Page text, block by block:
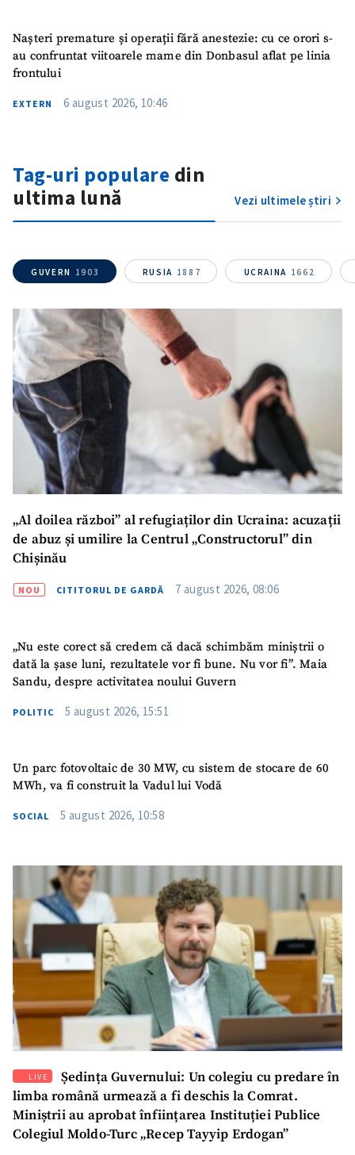
SUSȚINE
Nașteri premature și operații fără anestezie: cu ce orori s-
au confruntat viitoarele mame din Donbasul aflat pe linia
frontului
EXTERN 6 august 2026, 10:46
Tag-uri populare din
ultima lună
Vezi ultimele știri
GUVERN 1903 RUSIA 1887 UCRAINA 1662
„Al doilea război” al refugiaților din Ucraina: acuzații
de abuz și umilire la Centrul „Constructorul” din
Chișinău
NOU CITITORUL DE GARDĂ 7 august 2026, 08:06
„Nu este corect să credem că dacă schimbăm miniștrii o
dată la șase luni, rezultatele vor fi bune. Nu vor fi”. Maia
Sandu, despre activitatea noului Guvern
POLITIC 5 august 2026, 15:51
Un parc fotovoltaic de 30 MW, cu sistem de stocare de 60
MWh, va fi construit la Vadul lui Vodă
SOCIAL 5 august 2026, 10:58
LIVE
Ședința Guvernului: Un colegiu cu predare în
limba română urmează a fi deschis la Comrat.
Miniștrii au aprobat înființarea Instituției Publice
Colegiul Moldo-Turc „Recep Tayyip Erdogan”
ȘTIREA MEA
Link media+ Link media
Sursă anonimă
Nume+ Numele meu
Email + Emailul meu
Telefon
+ Telefon personal
Am citit și sunt de
confidențialitate.